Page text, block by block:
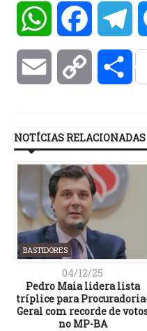
WhatsAppFacebook
Email Copy
NOTÍCIAS RELACIONADAS
BASTIDORES
04/12/25
Pedro Maia lidera lista
tríplice para
Geral com recorde de
no MP-BA